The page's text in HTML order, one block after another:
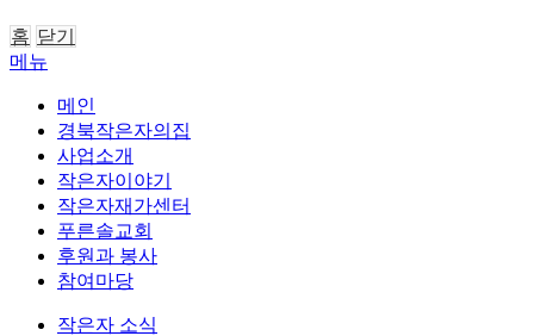
홈 닫기
메뉴
메인
경북작은자의집
사업소개
작은자이야기
작은자재가센터
푸른솔교회
후원과 봉사
참여마당
작은자 소식